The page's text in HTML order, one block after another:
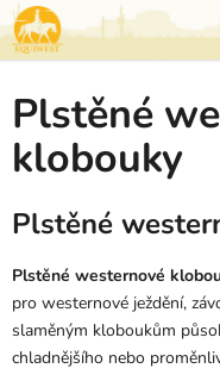
Přejít
na
obsah
Plstěné
klobouky
Plstěné
Plstěné westernové
pro westernové ježdění,
slaměným kloboukům
chladnějšího nebo